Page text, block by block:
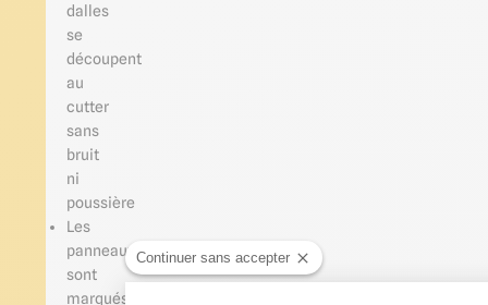
dalles
se
découpent
au
cutter
sans
bruit
ni
poussière
Les
panneaux
sont
marqués
Continuer sans accepter